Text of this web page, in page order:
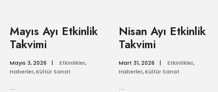
Mayıs Ayı Etkinlik
Takvimi
Mayıs 3, 2026 | Etkinlikler,
Haberler,Kültür Sanat
...
Nisan Ayı Etkinlik
Takvimi
Mart 31, 2026 | Etkinlikler,
Haberler,Kültür Sanat
...